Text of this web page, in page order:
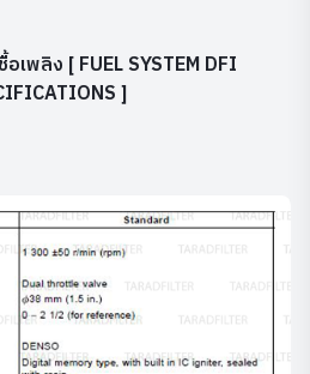
เพลิง [ FUEL SYSTEM DFI
]